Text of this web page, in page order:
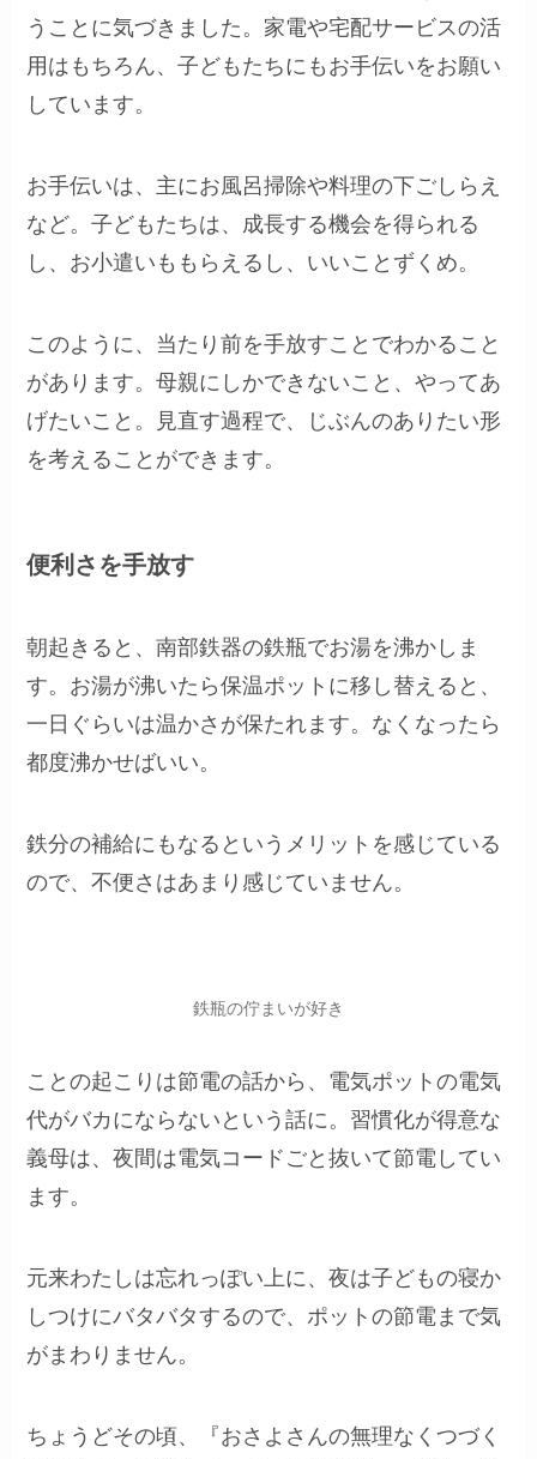
うことに気づきました。家電や宅配サービスの活
用はもちろん、子どもたちにもお手伝いをお願い
しています。
お手伝いは、主にお風呂掃除や料理の下ごしらえ
など。子どもたちは、成長する機会を得られる
し、お小遣いももらえるし、いいことずくめ。
このように、当たり前を手放すことでわかること
があります。母親にしかできないこと、やってあ
げたいこと。見直す過程で、じぶんのありたい形
を考えることができます。
便利さを手放す
朝起きると、南部鉄器の鉄瓶でお湯を沸かしま
す。お湯が沸いたら保温ポットに移し替えると、
一日ぐらいは温かさが保たれます。なくなったら
都度沸かせばいい。
鉄分の補給にもなるというメリットを感じている
ので、不便さはあまり感じていません。
鉄瓶の佇まいが好き
ことの起こりは節電の話から、電気ポットの電気
代がバカにならないという話に。習慣化が得意な
義母は、夜間は電気コードごと抜いて節電してい
ます。
元来わたしは忘れっぽい上に、夜は子どもの寝か
しつけにバタバタするので、ポットの節電まで気
がまわりません。
ちょうどその頃、『おさよさんの無理なくつづく